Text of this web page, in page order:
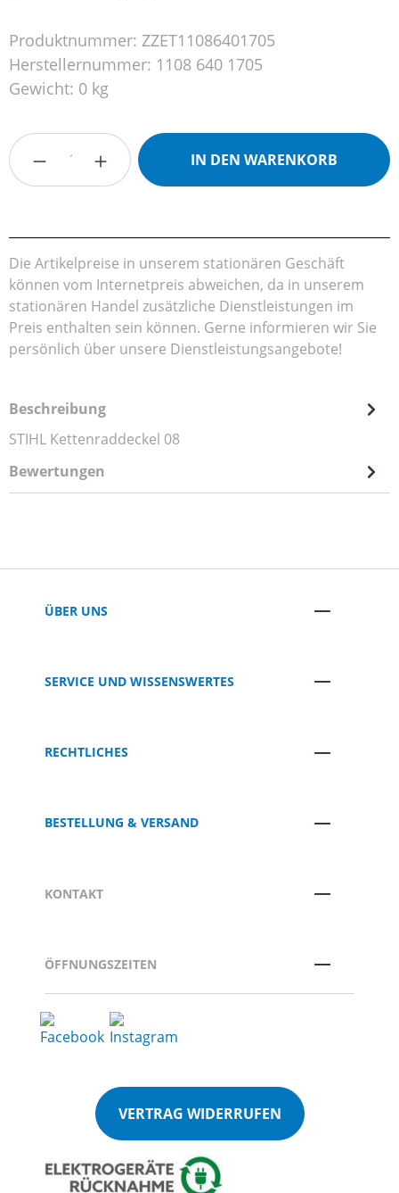
Produktnummer: ZZET11086401705
Herstellernummer: 1108 640 1705
Gewicht: 0 kg
Produkt Anzahl: Gib den gewünschten
IN DEN WARENKORB
Die Artikelpreise in unserem stationären Geschäft
können vom Internetpreis abweichen, da in unserem
stationären Handel zusätzliche Dienstleistungen im
Preis enthalten sein können. Gerne informieren wir Sie
persönlich über unsere Dienstleistungsangebote!
Beschreibung
STIHL Kettenraddeckel 08
Bewertungen
ÜBER UNS
SERVICE UND WISSENSWERTES
RECHTLICHES
BESTELLUNG & VERSAND
KONTAKT
ÖFFNUNGSZEITEN
VERTRAG WIDERRUFEN